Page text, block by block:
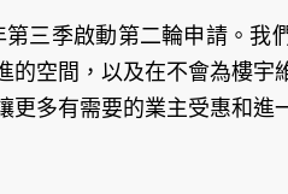
三季啟動第二輪申請。我
空間，以及在不會為樓宇
多有需要的業主受惠和進